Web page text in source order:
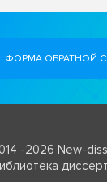
ФОРМА ОБРАТНОЙ
-2026 New-